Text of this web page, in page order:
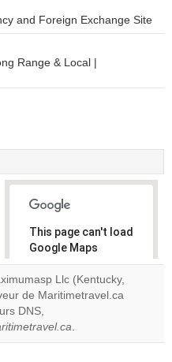
and Foreign Exchange Site
Range & Local |
This page can't load
Google Maps
correctly.
Do you
own this
website?
Llc (Kentucky,
de Maritimetravel.ca
DNS,
.